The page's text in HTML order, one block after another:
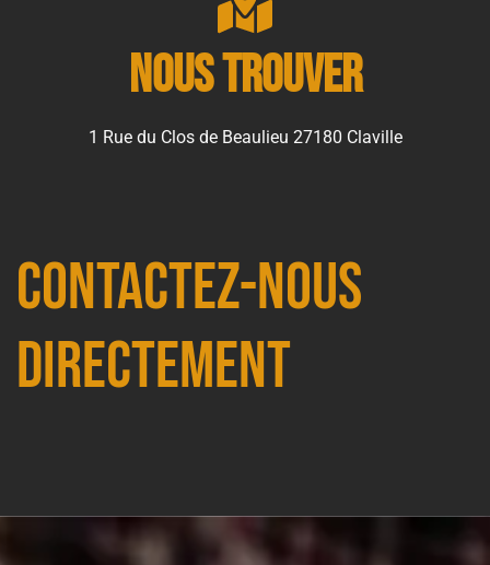
Nous trouver
1 Rue du Clos de Beaulieu 27180 Claville
Contactez-nous
directement